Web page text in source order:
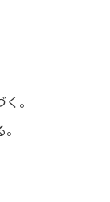
。